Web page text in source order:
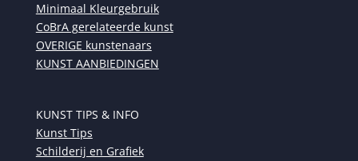
Minimaal Kleurgebruik
CoBrA gerelateerde kunst
OVERIGE kunstenaars
KUNST AANBIEDINGEN
KUNST TIPS & INFO
Kunst Tips
Schilderij en Grafiek